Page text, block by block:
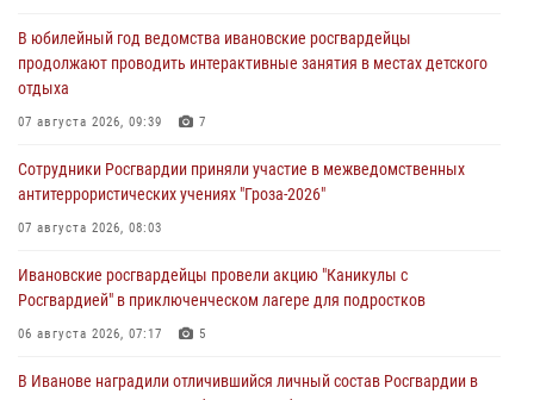
В юбилейный год ведомства ивановские росгвардейцы
продолжают проводить интерактивные занятия в местах детского
отдыха
07 августа 2026, 09:39 7
Сотрудники Росгвардии приняли участие в межведомственных
антитеррористических учениях "Гроза-2026"
07 августа 2026, 08:03
Ивановские росгвардейцы провели акцию "Каникулы с
Росгвардией" в приключенческом лагере для подростков
06 августа 2026, 07:17 5
В Иванове наградили отличившийся личный состав Росгвардии в